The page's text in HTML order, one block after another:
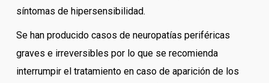
síntomas de hipersensibilidad.
Se han producido casos de neuropatías periféricas
graves e irreversibles por lo que se recomienda
interrumpir el tratamiento en caso de aparición de los